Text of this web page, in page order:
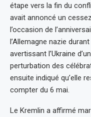
étape vers la fin du
avait annoncé un
l’occasion de
l’Allemagne nazie
avertissant l’Ukraine
perturbation des
ensuite indiqué qu’elle
compter du 6 mai.
Le Kremlin a affirmé